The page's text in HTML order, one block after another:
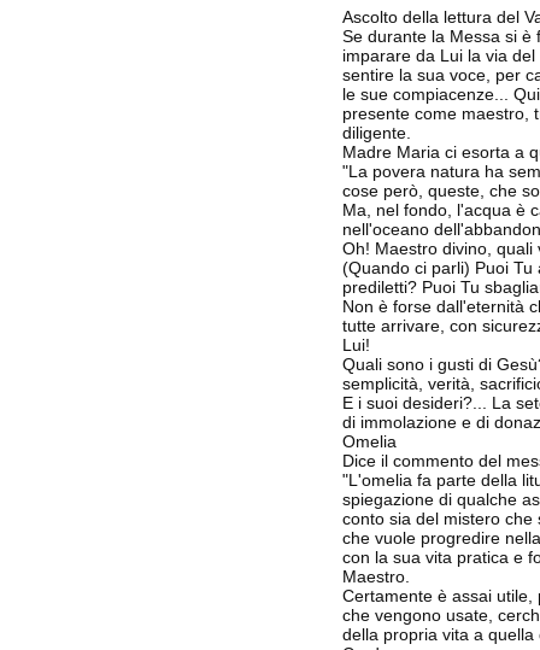
Ascolto della lettura del
Se durante la Messa si è
imparare da Lui la via
sentire la sua voce, per
le sue compiacenze...
presente come maestro,
diligente.
Madre Maria ci esorta a
"La povera natura ha
cose però, queste, che
Ma, nel fondo, l'acqua è
nell'oceano
Oh! Maestro divino,
(Quando ci parli) Puoi
prediletti? Puoi Tu
Non è forse dall'eternità
tutte arrivare, con
Lui!
Quali sono i gusti di
semplicità, verità,
E i suoi desideri?... La
di immolazione e di
Omelia
Dice il commento del
"L'omelia fa parte della
spiegazione di qualche
conto sia del mistero
che vuole progredire
con la sua vita pratica e
Maestro.
Certamente è assai
che vengono usate,
della propria vita a